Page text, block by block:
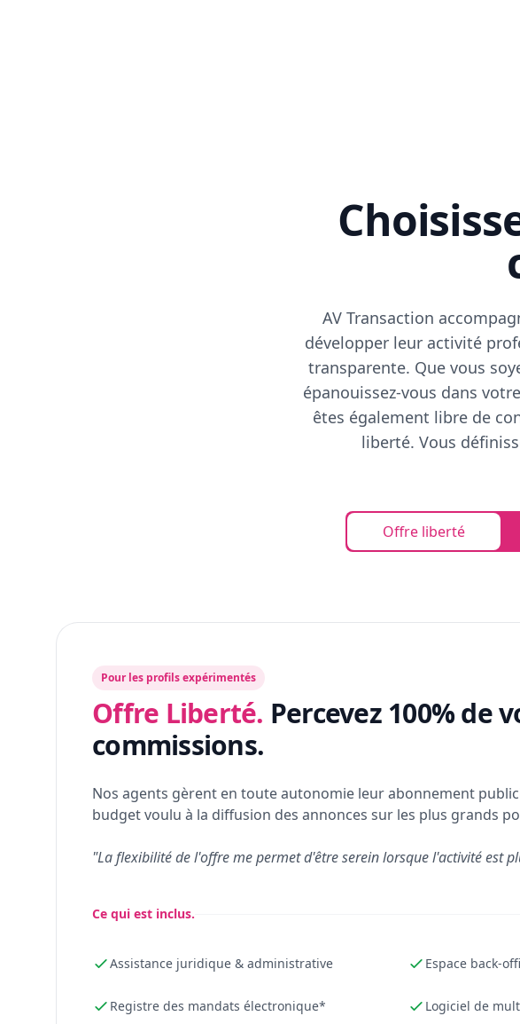
AV Transaction
développer leur activité
transparente. Que vous
épanouissez-vous dans
êtes également libre de
liberté. Vous
Offre liberté
Pour les profils expérimentés
Offre Liberté. Percevez 100% de
commissions.
Nos agents gèrent en toute autonomie leur abonnement
budget voulu à la diffusion des annonces sur les plus grands
"La flexibilité de l'offre me permet d'être serein lorsque l'activité est
Ce qui est inclus.
Assistance juridique & administrative Espace back-
Registre des mandats électronique* Logiciel de